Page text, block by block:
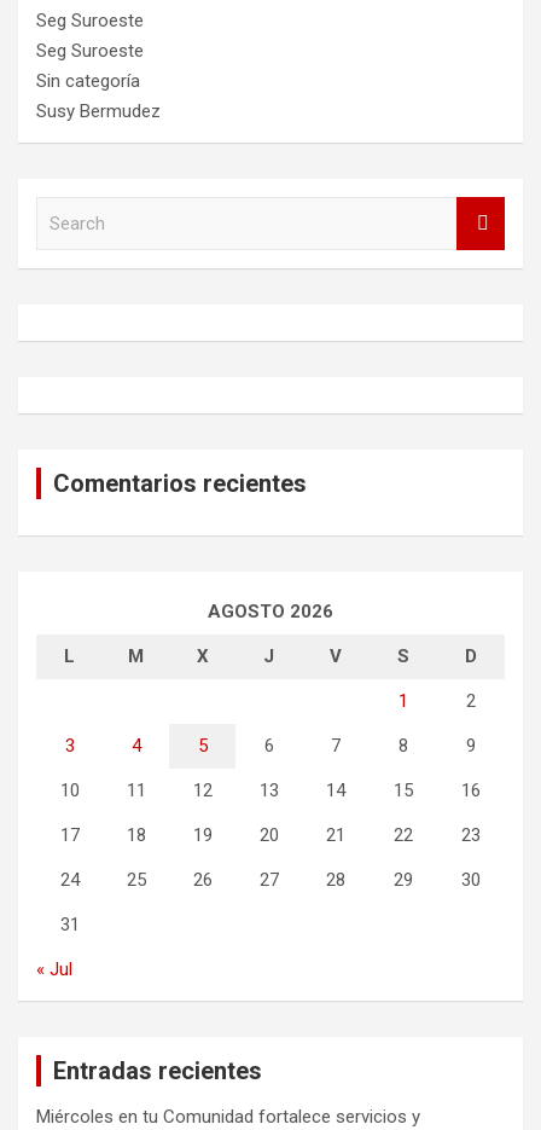
Seg Suroeste
Seg Suroeste
Sin categoría
Susy Bermudez
h
Comentarios recientes
AGOSTO 2026
L M X J V S D
1 2
3 4 5 6 7 8 9
10 11 12 13 14 15 16
17 18 19 20 21 22 23
24 25 26 27 28 29 30
31
« Jul
Entradas recientes
Miércoles en tu Comunidad fortalece servicios y